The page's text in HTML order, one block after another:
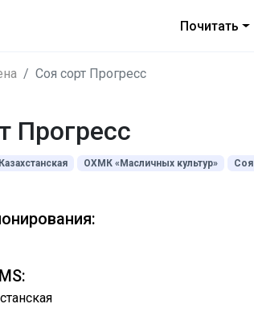
Почитать
Соя сорт Прогресс
Прогресс
ОХМК «Масличных культур»
Соя